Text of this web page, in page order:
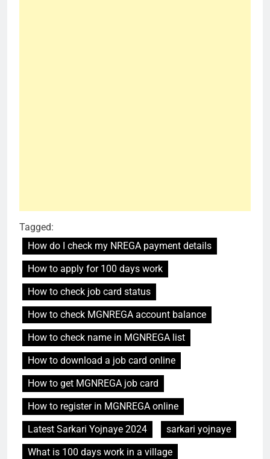
Tagged:
How do I check my NREGA payment details
How to apply for 100 days work
How to check job card status
How to check MGNREGA account balance
How to check name in MGNREGA list
How to download a job card online
How to get MGNREGA job card
How to register in MGNREGA online
Latest Sarkari Yojnaye 2024
sarkari yojnaye
What is 100 days work in a village